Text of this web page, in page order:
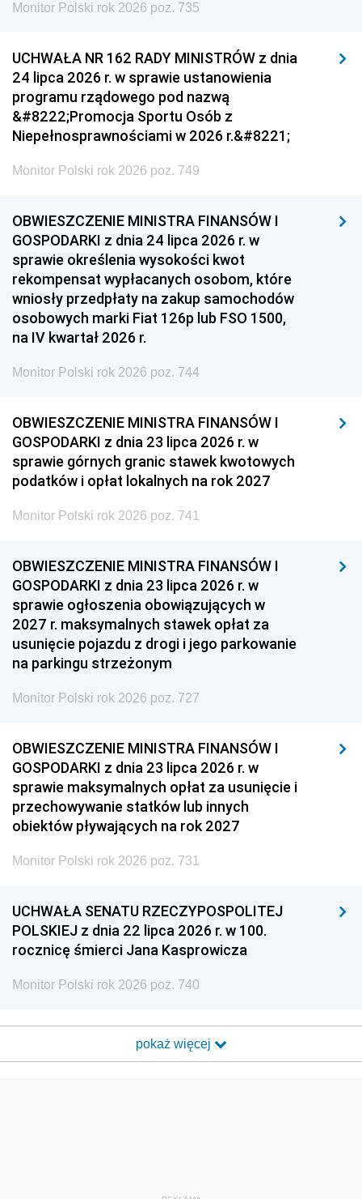
Monitor Polski rok 2026 poz. 735
UCHWAŁA NR 162 RADY MINISTRÓW z dnia
24 lipca 2026 r. w sprawie ustanowienia
programu rządowego pod nazwą
&#8222;Promocja Sportu Osób z
Niepełnosprawnościami w 2026 r.&#8221;
Monitor Polski rok 2026 poz. 749
OBWIESZCZENIE MINISTRA FINANSÓW I
GOSPODARKI z dnia 24 lipca 2026 r. w
sprawie określenia wysokości kwot
rekompensat wypłacanych osobom, które
wniosły przedpłaty na zakup samochodów
osobowych marki Fiat 126p lub FSO 1500,
na IV kwartał 2026 r.
Monitor Polski rok 2026 poz. 744
OBWIESZCZENIE MINISTRA FINANSÓW I
GOSPODARKI z dnia 23 lipca 2026 r. w
sprawie górnych granic stawek kwotowych
podatków i opłat lokalnych na rok 2027
Monitor Polski rok 2026 poz. 741
OBWIESZCZENIE MINISTRA FINANSÓW I
GOSPODARKI z dnia 23 lipca 2026 r. w
sprawie ogłoszenia obowiązujących w
2027 r. maksymalnych stawek opłat za
usunięcie pojazdu z drogi i jego parkowanie
na parkingu strzeżonym
Monitor Polski rok 2026 poz. 727
OBWIESZCZENIE MINISTRA FINANSÓW I
GOSPODARKI z dnia 23 lipca 2026 r. w
sprawie maksymalnych opłat za usunięcie i
przechowywanie statków lub innych
obiektów pływających na rok 2027
Monitor Polski rok 2026 poz. 731
UCHWAŁA SENATU RZECZYPOSPOLITEJ
POLSKIEJ z dnia 22 lipca 2026 r. w 100.
rocznicę śmierci Jana Kasprowicza
Monitor Polski rok 2026 poz. 740
pokaż więcej